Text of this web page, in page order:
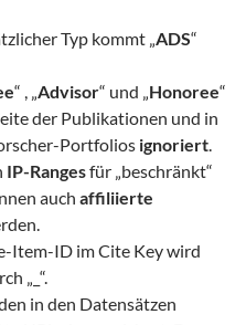
Typ kommt „ADS“
“ , „Advisor“ und „Honoree“
der Publikationen und in
Portfolios ignoriert.
IP-Rangesfür „beschränkt“
auch affiliierte
Item-ID im Cite Key wird
„_“.
in den Datensätzen